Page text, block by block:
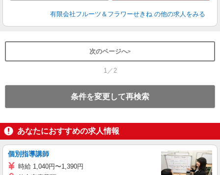
有限会社フルーツ＆フラワーせきね の他の求人をみる
次のページへ
1／2
条件を変更して再検索
あなたにおすすめの求人情報
個別指導講師
時給 1,040円〜1,390円